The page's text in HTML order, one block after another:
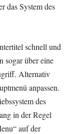
das System des
schnell und
sogar über eine
Alternativ
anpassen.
des
in der Regel
auf der